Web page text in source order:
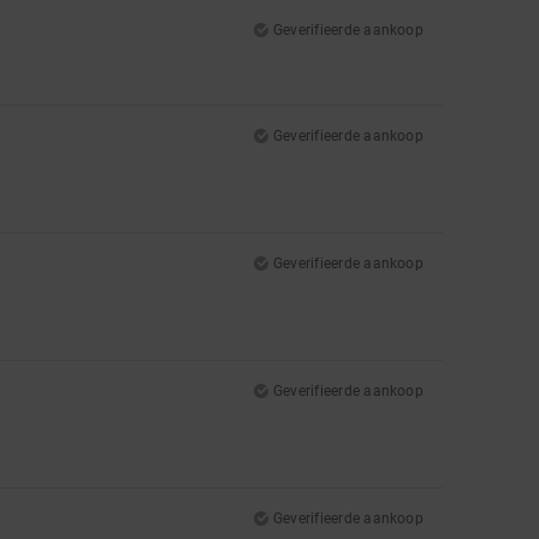
Geverifieerde aankoop
Geverifieerde aankoop
Geverifieerde aankoop
Geverifieerde aankoop
Geverifieerde aankoop